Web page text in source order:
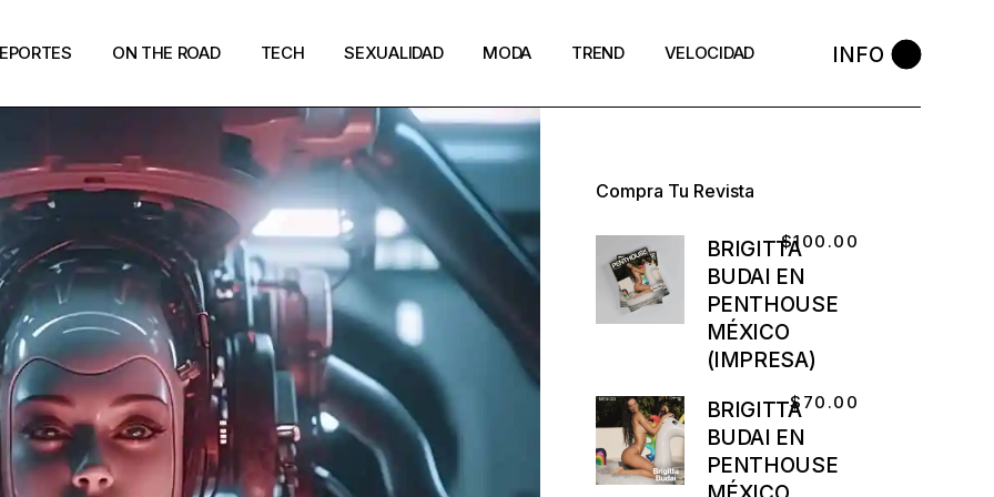
ON THE ROAD TECH SEXUALIDAD MODA TREND VELOCIDAD INFO
Compra Tu Revista
BRIGITTA
BUDAI EN
PENTHOUSE
MÉXICO
(IMPRESA)
$100.00
BRIGITTA
BUDAI EN
PENTHOUSE
$ 70.00